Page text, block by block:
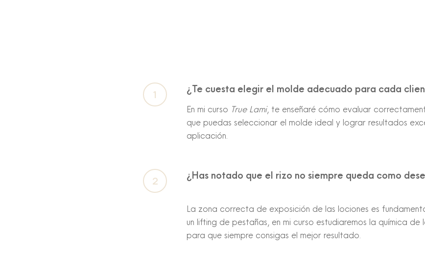
¿Te cuesta elegir el molde adecuado para cada
En mi curso True Lami, te enseñaré cómo evaluar
que puedas seleccionar el molde ideal y lograr resultados
aplicación.
¿Has notado que el rizo no siempre queda como
La zona correcta de exposición de las lociones es
un lifting de pestañas, en mi curso estudiaremos la química
para que siempre consigas el mejor resultado.